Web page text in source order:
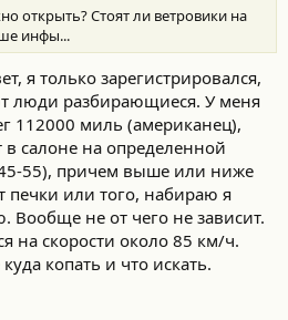
открыть? Стоят ли ветровики на
инфы...
я только зарегистрировался,
люди разбирающиеся. У меня
112000 миль (американец),
в салоне на определенной
55), причем выше или ниже
печки или того, набираю я
Вообще не от чего не зависит.
на скорости около 85 км/ч.
копать и что искать.